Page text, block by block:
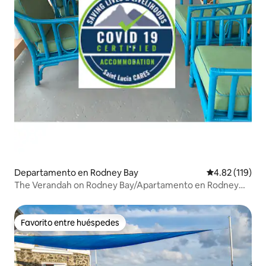
Departamento en Rodney Bay Calificación
4.82 (119)
The Verandah on Rodney Bay/Apartamento en Rodney
Favorito entre huéspedes
Favorito entre huéspedes